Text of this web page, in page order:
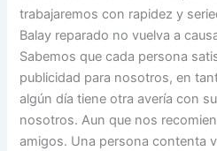
trabajaremos con rapidez y
Balay reparado no vuelva a
Sabemos que cada persona
publicidad para nosotros, en
algún día tiene otra avería con
nosotros. Aun que nos
amigos. Una persona contenta